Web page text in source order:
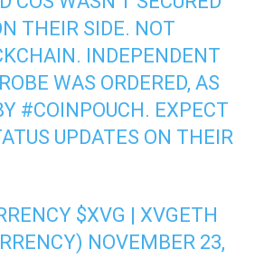
THEIR SIDE. NOT
INDEPENDENT
WAS ORDERED, AS
#COINPOUCH. EXPECT
UPDATES ON THEIR
$XVG | XVGETH
NOVEMBER 23,